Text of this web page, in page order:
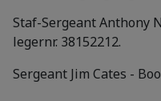
Staf-Sergeant Anthony
legernr. 38152212.
Sergeant Jim Cates -